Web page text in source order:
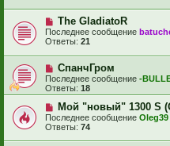
The GladiatoR
Последнее сообщение
Ответы: 21
СпанчГром
Последнее сообщение -
Ответы: 18
Мой "новый" 1300 S
Последнее сообщение Oleg39
Ответы: 74